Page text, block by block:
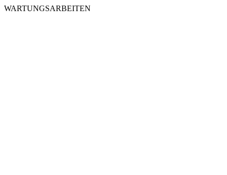
WARTUNGSARBEITEN